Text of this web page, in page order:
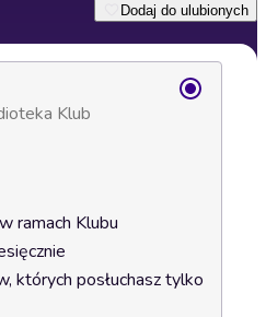
Dodaj do ulubionych
Klub
ramach Klubu
których posłuchasz tylko